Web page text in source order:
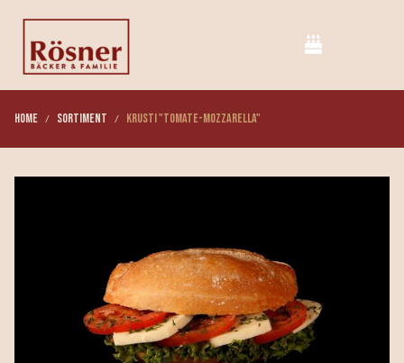
Home Sortiment Krusti "Tomate-Mozzarella"